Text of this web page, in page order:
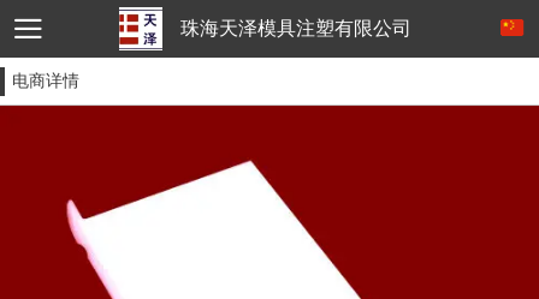
珠海天泽模具注塑有限公司
电商详情